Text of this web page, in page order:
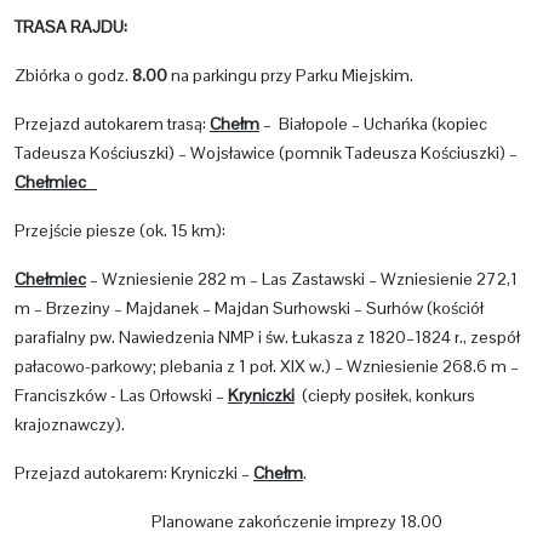
TRASA RAJDU:
Zbiórka o godz. 8.00na parkingu przy Parku Miejskim.
Przejazd autokarem trasą: Chełm – Białopole – Uchańka (kopiec
Tadeusza Kościuszki) – Wojsławice (pomnik Tadeusza Kościuszki) –
Chełmiec
Przejście piesze (ok. 15 km):
Chełmiec – Wzniesienie 282 m – Las Zastawski – Wzniesienie 272,1
m – Brzeziny – Majdanek – Majdan Surhowski – Surhów (kościół
parafialny pw. Nawiedzenia NMP i św. Łukasza z 1820–1824 r., zespół
pałacowo-parkowy; plebania z 1 poł. XIX w.) – Wzniesienie 268.6 m –
Franciszków - Las Orłowski – Kryniczki (ciepły posiłek, konkurs
krajoznawczy).
Przejazd autokarem: Kryniczki – Chełm.
Planowane zakończenie imprezy 18.00